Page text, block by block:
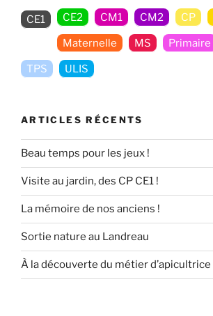
CE1 CE2 CM1 CM2 CP
Maternelle MS Primaire
TPS ULIS
ARTICLES RÉCENTS
Beau temps pour les jeux !
Visite au jardin, des CP CE1 !
La mémoire de nos anciens !
Sortie nature au Landreau
À la découverte du métier d’apicultrice